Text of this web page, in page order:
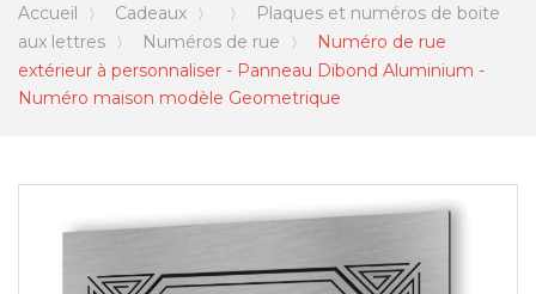
Accueil Cadeaux
Plaques et numéros de boite
aux lettres
Numéros de rue
Numéro de rue
extérieur à personnaliser - Panneau Dibond Aluminium -
Numéro maison modèle Geometrique